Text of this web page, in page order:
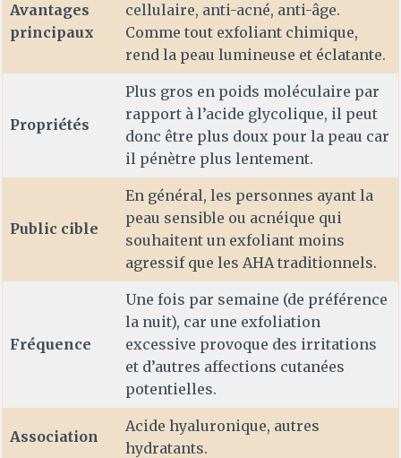
Avantages
principaux
cellulaire, anti-acné, anti-âge.
Comme tout exfoliant chimique,
rend la peau lumineuse et éclatante.
Propriétés
Plus gros en poids moléculaire par
rapport à l’acide glycolique, il peut
donc être plus doux pour la peau car
il pénètre plus lentement.
Public cible
En général, les personnes ayant la
peau sensible ou acnéique qui
souhaitent un exfoliant moins
agressif que les AHA traditionnels.
Fréquence
Une fois par semaine (de préférence
la nuit), car une exfoliation
excessive provoque des irritations
et d’autres affections cutanées
potentielles.
Association
Acide hyaluronique, autres
hydratants.